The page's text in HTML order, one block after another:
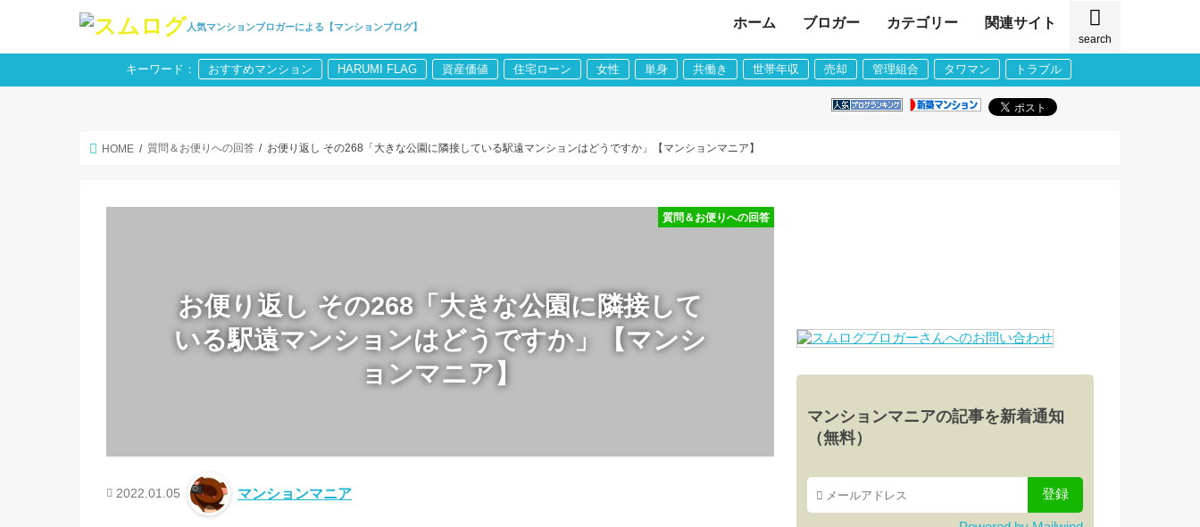
人気マンションブロガーによる【マンションブログ】
search
ホーム ブロガー カテゴリー 関連サイト
キーワード： おすすめマンション HARUMI FLAG 資産価値 住宅ローン 女性 単身 共働き 世帯年収 売却 管理組合 タワマン トラブル
HOME 質問＆お便りへの回答 お便り返し その268「大きな公園に隣接している駅遠マンションはどうですか」【マンションマニア】
お便り返し その268「大きな公園に隣接して
いる駅遠マンションはどうですか」【マンシ
ョンマニア】
質問＆お便りへの回答
2022.01.05 マンションマニア
マンションマニアの記事を新着通知
（無料）